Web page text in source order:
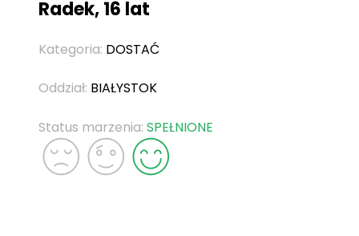
Radek, 16 lat
Kategoria: DOSTAĆ
Oddział: BIAŁYSTOK
Status marzenia: SPEŁNIONE